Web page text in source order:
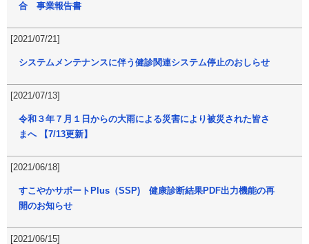
合 事業報告書
[2021/07/21]
システムメンテナンスに伴う健診関連システム停止のおしらせ
[2021/07/13]
令和３年７月１日からの大雨による災害により被災された皆さ
まへ 【7/13更新】
[2021/06/18]
すこやかサポートPlus（SSP) 健康診断結果PDF出力機能の再
開のお知らせ
[2021/06/15]